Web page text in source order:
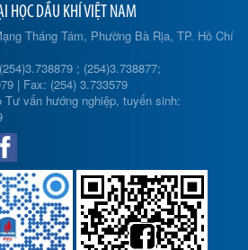
HỌC DẦU KHÍ VIỆT NAM
Tháng Tám, Phường Bà Rịa, TP. Hồ Chí
; (254)3.738877;
| Fax: (254) 3.733579
Tư vấn hướng nghiệp, tuyển sinh: